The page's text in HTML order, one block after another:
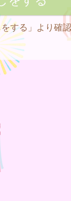
する」より確